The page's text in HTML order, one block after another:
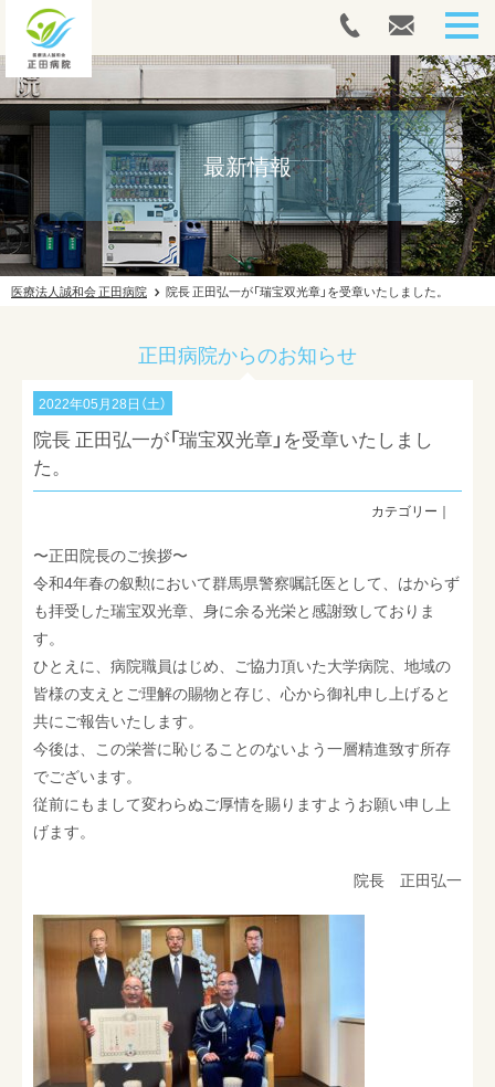
HOME
人間ドック・健康診断
内視鏡
外来案内
入院案内
リハビリテーション
ドクターズコスメ
採用情報
お問い合わせ
最新情報
医療法人誠和会 正田病院 院長 正田弘一が「瑞宝双光章」を受章いたしました。
正田病院からのお知らせ
2022年05月28日（土）
院長 正田弘一が「瑞宝双光章」を受章いたしまし
た。
〜正田院長のご挨拶〜
令和4年春の叙勲において群馬県警察嘱託医として、はからず
も拝受した瑞宝双光章、身に余る光栄と感謝致しておりま
す。
ひとえに、病院職員はじめ、ご協力頂いた大学病院、地域の
皆様の支えとご理解の賜物と存じ、心から御礼申し上げると
共にご報告いたします。
今後は、この栄誉に恥じることのないよう一層精進致す所存
でございます。
従前にもまして変わらぬご厚情を賜りますようお願い申し上
げます。
院長 正田弘一